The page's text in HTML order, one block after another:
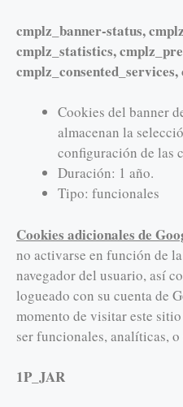
cmplz_banner-status,
cmplz_statistics,
Cookies del banner
almacenan la
configuración de las
Duración: 1 año.
Tipo: funcionales
Cookies adicionales de
no activarse en función de
navegador del usuario, así
logueado con su cuenta de
momento de visitar este
ser funcionales, analíticas,
1P_JAR